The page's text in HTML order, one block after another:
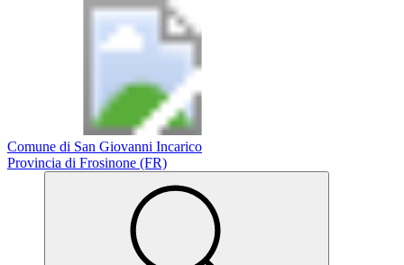
Comune di San Giovanni Incarico
Provincia di Frosinone (FR)